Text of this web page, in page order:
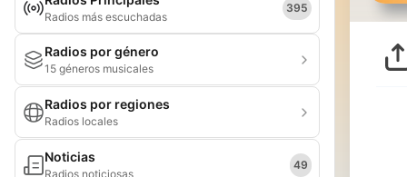
Radios más escuchadas
395
Radios por género
15 géneros musicales
Radios por regiones
Radios locales
Noticias
Radios noticiosas
49